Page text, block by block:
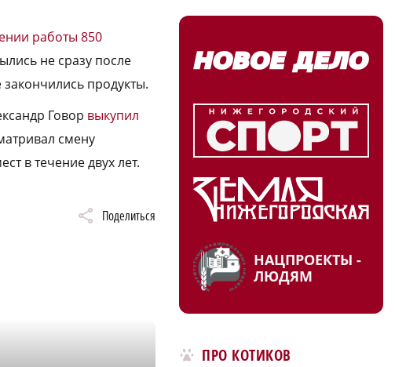
работы 850
не сразу после
продукты.
Говор выкупил
смену
в течение двух лет.
Поделиться
НАЦПРОЕКТЫ -
ЛЮДЯМ
ПРО КОТИКОВ